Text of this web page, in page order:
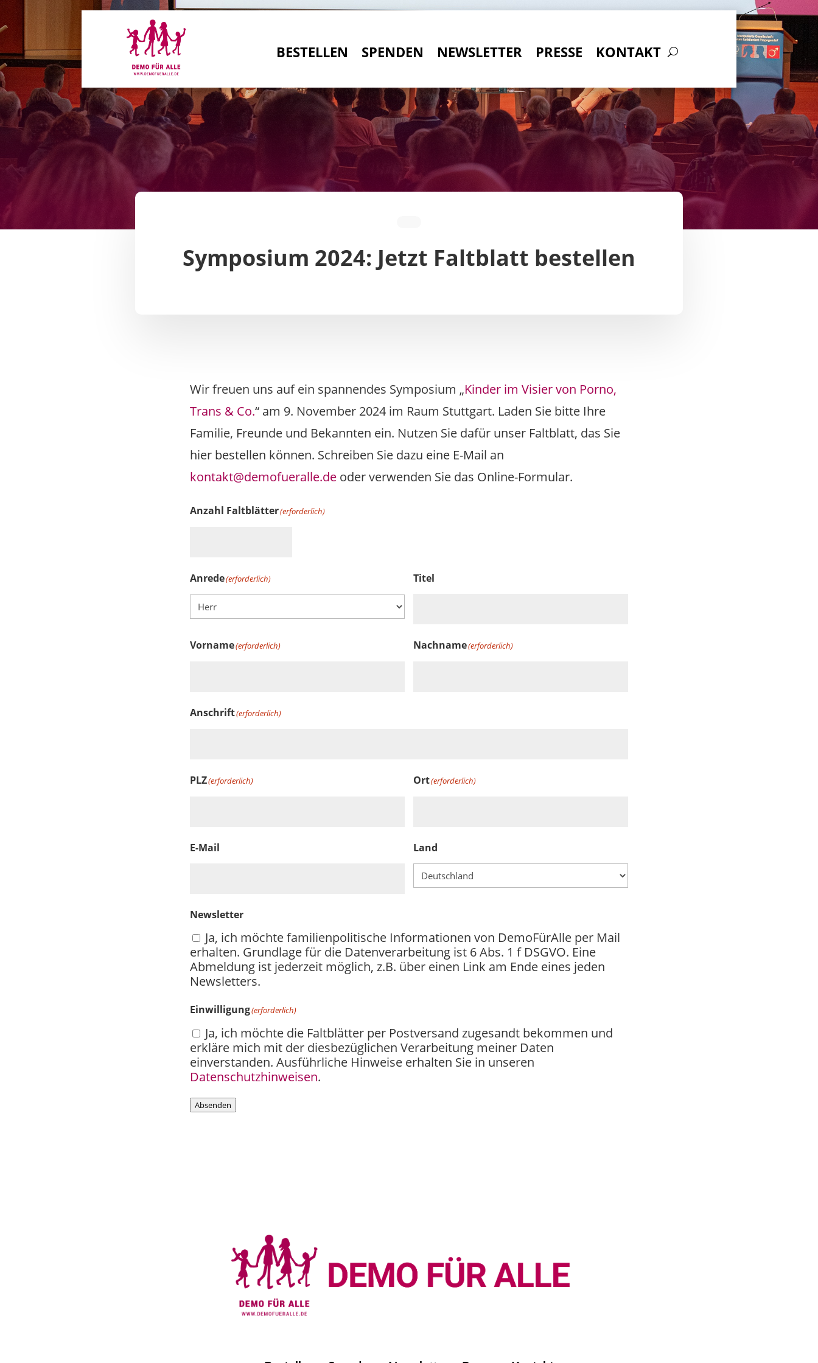
BESTELLEN SPENDEN NEWSLETTER PRESSE KONTAKT
Symposium 2024: Jetzt Faltblatt bestellen
Wir freuen uns auf ein spannendes Symposium „Kinder im Visier von Porno,
Trans & Co.“ am 9. November 2024 im Raum Stuttgart. Laden Sie bitte Ihre
Familie, Freunde und Bekannten ein. Nutzen Sie dafür unser Faltblatt, das Sie
hier bestellen können. Schreiben Sie dazu eine E-Mail an
kontakt@demofueralle.de oder verwenden Sie das Online-Formular.
Anzahl Faltblätter(erforderlich)
Anrede(erforderlich) Titel
Vorname(erforderlich) Nachname(erforderlich)
Anschrift(erforderlich)
PLZ(erforderlich) Ort(erforderlich)
E-Mail Land
Newsletter
Ja, ich möchte familienpolitische Informationen von DemoFürAlle per Mail
erhalten. Grundlage für die Datenverarbeitung ist 6 Abs. 1 f DSGVO. Eine
Abmeldung ist jederzeit möglich, z.B. über einen Link am Ende eines jeden
Newsletters.
Einwilligung(erforderlich)
Ja, ich möchte die Faltblätter per Postversand zugesandt bekommen und
erkläre mich mit der diesbezüglichen Verarbeitung meiner Daten
einverstanden. Ausführliche Hinweise erhalten Sie in unseren
Datenschutzhinweisen.
Absenden